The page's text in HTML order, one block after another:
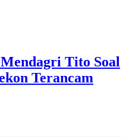
Tito Soal
Terancam